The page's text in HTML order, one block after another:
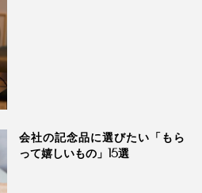
書の二次元コードにあるメールアドレスで
り。お酒好きのあの人にプレ
うです。
会社の記念品に選びたい「もら
って嬉しいもの」15選